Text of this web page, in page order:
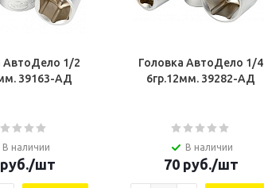
АвтоДело 1/2
39163-AД
В наличии
руб./шт
Головка АвтоДело 1/4
6гр.12мм. 39282-AД
В наличии
70руб./шт